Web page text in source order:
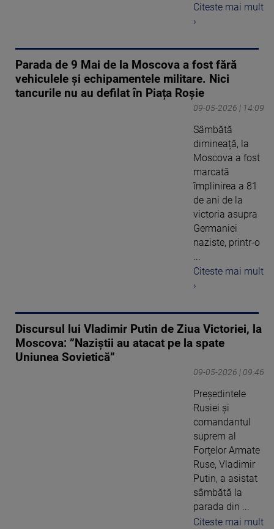
Citeste mai mult
›
Parada de 9 Mai de la Moscova a fost fără
vehiculele și echipamentele militare. Nici
tancurile nu au defilat în Piața Roșie
09-05-2026 | 14:09
Sâmbătă
dimineață, la
Moscova a fost
marcată
împlinirea a 81
de ani de la
victoria asupra
Germaniei
naziste, printr-o
Citeste mai mult
›
Discursul lui Vladimir Putin de Ziua Victoriei, la
Moscova: ”Naziştii au atacat pe la spate
Uniunea Sovietică”
09-05-2026 | 09:46
Preşedintele
Rusiei şi
comandantul
suprem al
Forţelor Armate
Ruse, Vladimir
Putin, a asistat
sâmbătă la
parada din ...
Citeste mai mult